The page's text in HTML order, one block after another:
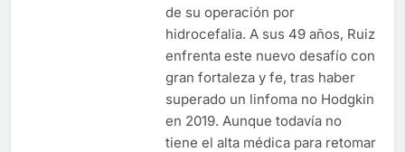
de su operación por
hidrocefalia. A sus 49 años, Ruiz
enfrenta este nuevo desafío con
gran fortaleza y fe, tras haber
superado un linfoma no Hodgkin
en 2019. Aunque todavía no
tiene el alta médica para retomar